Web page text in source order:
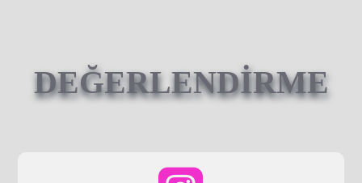
DEĞERLENDİRME